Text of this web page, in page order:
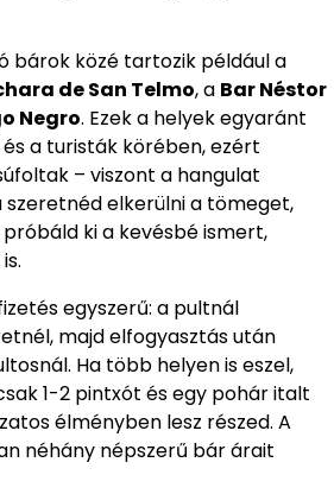
bárok közé tartozik például a
de San Telmo, a Bar Néstor
Negro. Ezek a helyek egyaránt
a turisták körében, ezért
– viszont a hangulat
szeretnéd elkerülni a tömeget,
ki a kevésbé ismert,
egyszerű: a pultnál
majd elfogyasztás után
Ha több helyen is eszel,
1-2 pintxót és egy pohár italt
élményben lesz részed. A
néhány népszerű bár árait